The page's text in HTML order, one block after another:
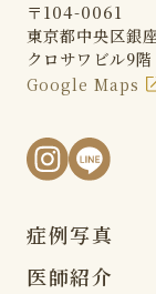
〒104-0061
東京都中央区銀
クロサワビル9階
Google Maps
症例写真
医師紹介